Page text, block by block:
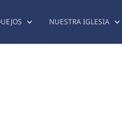
NUESTRA IGLESIA